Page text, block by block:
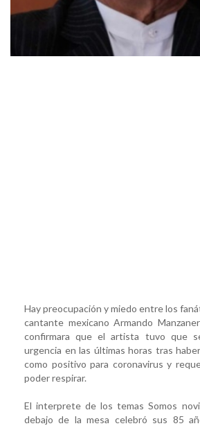
Hay preocupación y miedo entre los
cantante mexicano Armando
confirmara que el artista tuvo que
urgencia en las últimas horas tras
como positivo para coronavirus y
poder respirar.
El interprete de los temas Somos
debajo de la mesa celebró sus 85